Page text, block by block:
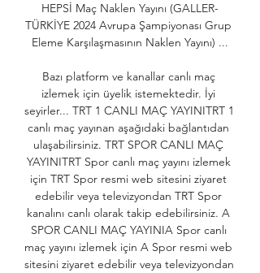
HEPSİ Maç Naklen Yayını (GALLER-
TÜRKİYE 2024 Avrupa Şampiyonası Grup
Eleme Karşılaşmasının Naklen Yayını) ...
Bazı platform ve kanallar canlı maç
izlemek için üyelik istemektedir. İyi
seyirler... TRT 1 CANLI MAÇ YAYINITRT 1
canlı maç yayınan aşağıdaki bağlantıdan
ulaşabilirsiniz. TRT SPOR CANLI MAÇ
YAYINITRT Spor canlı maç yayını izlemek
için TRT Spor resmi web sitesini ziyaret
edebilir veya televizyondan TRT Spor
kanalını canlı olarak takip edebilirsiniz. A
SPOR CANLI MAÇ YAYINIA Spor canlı
maç yayını izlemek için A Spor resmi web
sitesini ziyaret edebilir veya televizyondan